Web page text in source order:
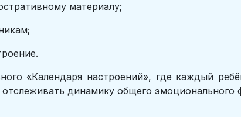
материалу;
«Календаря настроений», где каждый
динамику общего эмоционального